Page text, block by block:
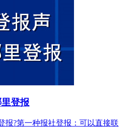
登报
报?第一种报社登报：可以直接联